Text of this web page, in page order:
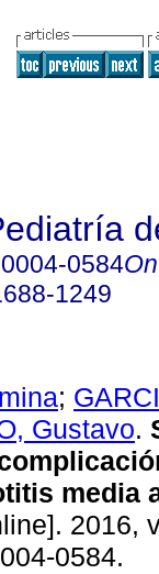
0004-0584
1249
;
Gustavo.
media
2016,
0584.